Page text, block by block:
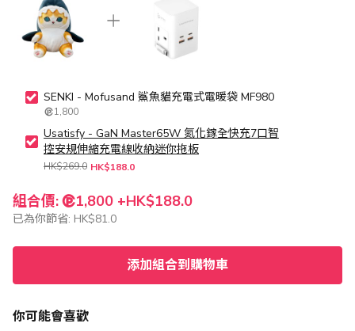
組合價: 1,800 +HK$188.0
已為你節省: HK$81.0
添加組合到購物車
SENKI - Mofusand 鯊魚貓充電式電暖袋 MF980
1,800
Usatisfy - GaN Master65W 氮化鎵全快充7口智
控安規伸縮充電線收納迷你拖板
HK$269.0 HK$188.0
你可能會喜歡